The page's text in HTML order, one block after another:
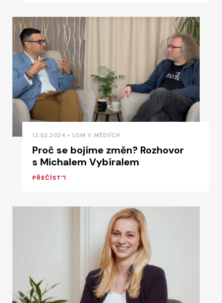
12.02.2024 • LOM V MÉDIÍCH
Proč se bojíme změn? Rozhovor
s Michalem Vybíralem
PŘEČÍST